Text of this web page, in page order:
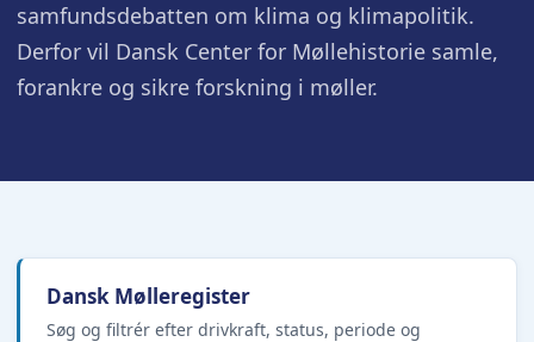
samfundsdebatten om klima og klimapolitik.
Derfor vil Dansk Center for Møllehistorie samle,
forankre og sikre forskning i møller.
Dansk Mølleregister
Søg og filtrér efter drivkraft, status, periode og